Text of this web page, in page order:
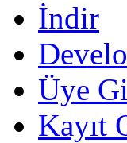
İndir
Üye
Kayıt